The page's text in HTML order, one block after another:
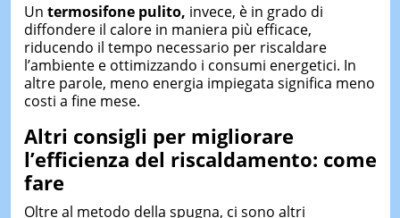
Un termosifone pulito, invece, è in grado di
diffondere il calore in maniera più efficace,
riducendo il tempo necessario per riscaldare
l’ambiente e ottimizzando i consumi energetici. In
altre parole, meno energia impiegata significa meno
costi a fine mese.
Altri consigli per migliorare
l’efficienza del riscaldamento: come
fare
Oltre al metodo della spugna, ci sono altri